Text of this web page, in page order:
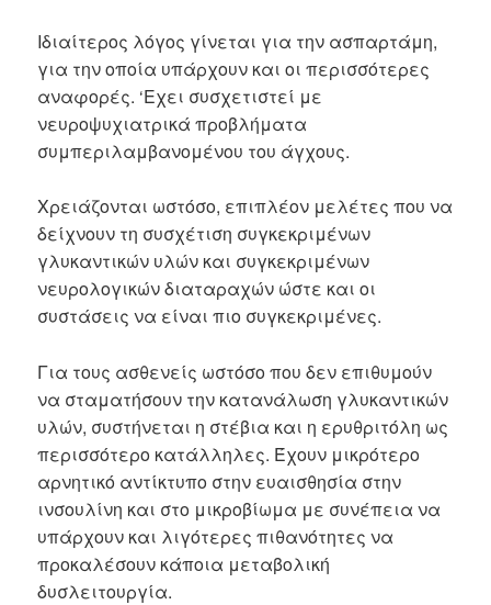
Ιδιαίτερος λόγος γίνεται για την ασπαρτάμη,
για την οποία υπάρχουν και οι περισσότερες
αναφορές. ‘Εχει συσχετιστεί με
νευροψυχιατρικά προβλήματα
συμπεριλαμβανομένου του άγχους.
Χρειάζονται ωστόσο, επιπλέον μελέτες που να
δείχνουν τη συσχέτιση συγκεκριμένων
γλυκαντικών υλών και συγκεκριμένων
νευρολογικών διαταραχών ώστε και οι
συστάσεις να είναι πιο συγκεκριμένες.
Για τους ασθενείς ωστόσο που δεν επιθυμούν
να σταματήσουν την κατανάλωση γλυκαντικών
υλών, συστήνεται η στέβια και η ερυθριτόλη ως
περισσότερο κατάλληλες. Έχουν μικρότερο
αρνητικό αντίκτυπο στην ευαισθησία στην
ινσουλίνη και στο μικροβίωμα με συνέπεια να
υπάρχουν και λιγότερες πιθανότητες να
προκαλέσουν κάποια μεταβολική
δυσλειτουργία.